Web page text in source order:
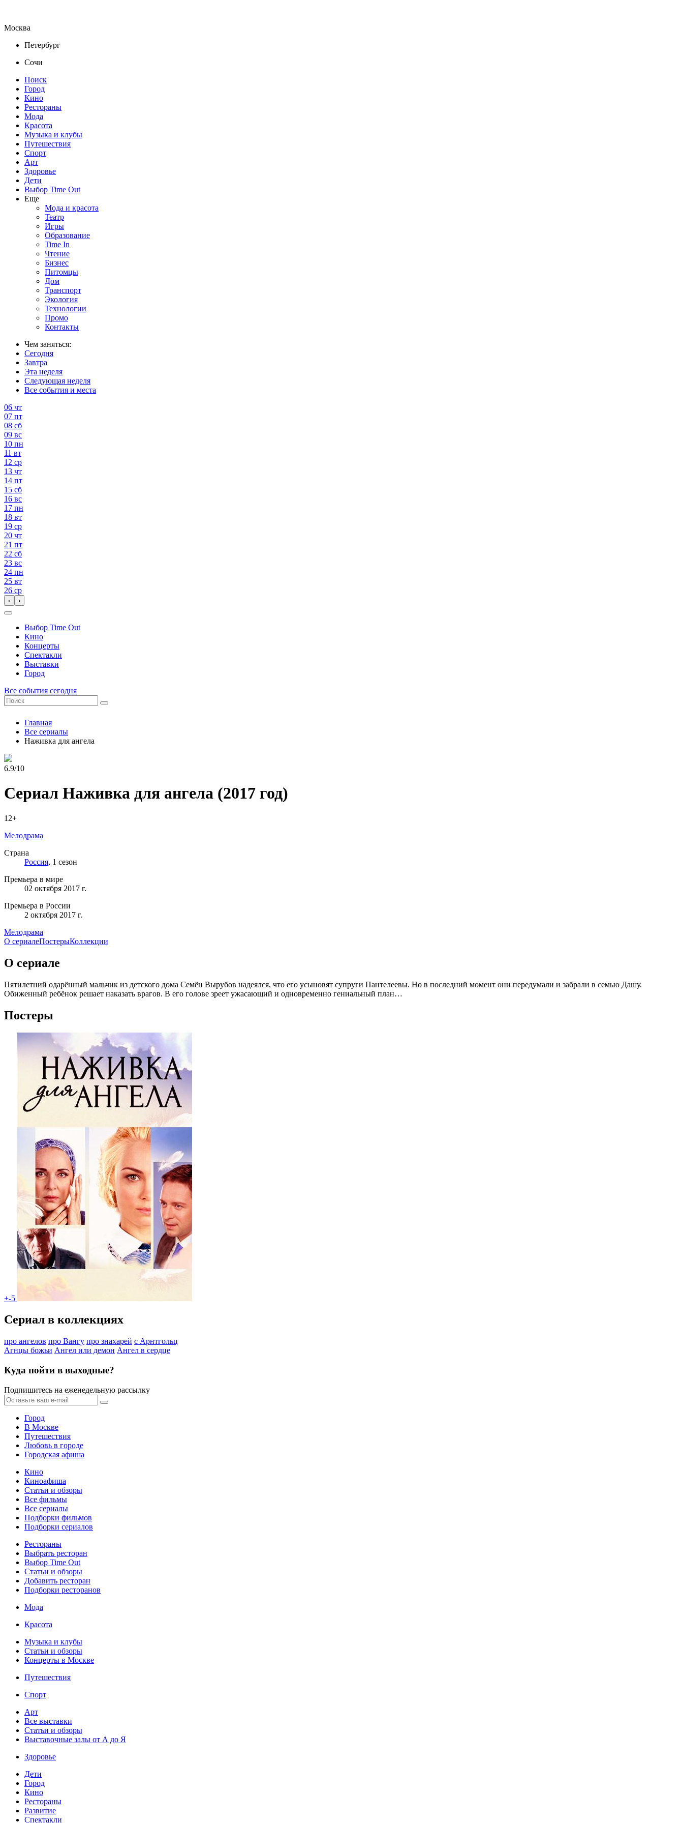
Москва
Петербург
Сочи
Поиск
Город
Кино
Рестораны
Мода
Красота
Музыка и клубы
Путешествия
Спорт
Арт
Здоровье
Дети
Выбор Time Out
Еще
Мода и красота
Театр
Игры
Образование
Time In
Чтение
Бизнес
Питомцы
Дом
Транспорт
Экология
Технологии
Промо
Контакты
Чем заняться:
Сегодня
Завтра
Эта неделя
Следующая неделя
Все события и места
06 чт
07 пт
08 сб
09 вс
10 пн
11 вт
12 ср
13 чт
14 пт
15 сб
16 вс
17 пн
18 вт
19 ср
20 чт
21 пт
22 сб
23 вс
24 пн
25 вт
26 ср
‹ ›
Выбор Time Out
Кино
Концерты
Спектакли
Выставки
Город
Все события сегодня
Главная
Все сериалы
Наживка для ангела
6.9/10
Сериал Наживка для ангела (2017 год)
12+
Мелодрама
Страна
Россия, 1 сезон
Премьера в мире
02 октября 2017 г.
Премьера в России
2 октября 2017 г.
Мелодрама
О сериалеПостерыКоллекции
О сериале
Пятилетний одарённый мальчик из детского дома Семён Вырубов надеялся, что его усыновят супруги Пантелеевы. Но в последний момент они передумали и забрали в семью Дашу.
Обиженный ребёнок решает наказать врагов. В его голове зреет ужасающий и одновременно гениальный план…
Постеры
+-5
Сериал в коллекциях
про ангелов про Вангу про знахарей с Арнтгольц
Агнцы божьи Ангел или демон Ангел в сердце
Куда пойти в выходные?
Подпишитесь на еженедельную рассылку
Город
В Москве
Путешествия
Любовь в городе
Городская афиша
Кино
Киноафиша
Статьи и обзоры
Все фильмы
Все сериалы
Подборки фильмов
Подборки сериалов
Рестораны
Выбрать ресторан
Выбор Time Out
Статьи и обзоры
Добавить ресторан
Подборки ресторанов
Мода
Красота
Музыка и клубы
Статьи и обзоры
Концерты в Москве
Путешествия
Спорт
Арт
Все выставки
Статьи и обзоры
Выставочные залы от А до Я
Здоровье
Дети
Город
Кино
Рестораны
Развитие
Спектакли